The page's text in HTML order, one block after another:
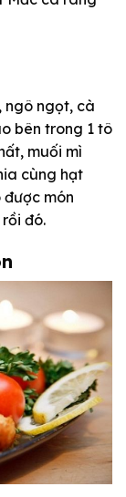
ngô ngọt, cà
bên trong 1 tô
muối mì
cùng hạt
món
đó.